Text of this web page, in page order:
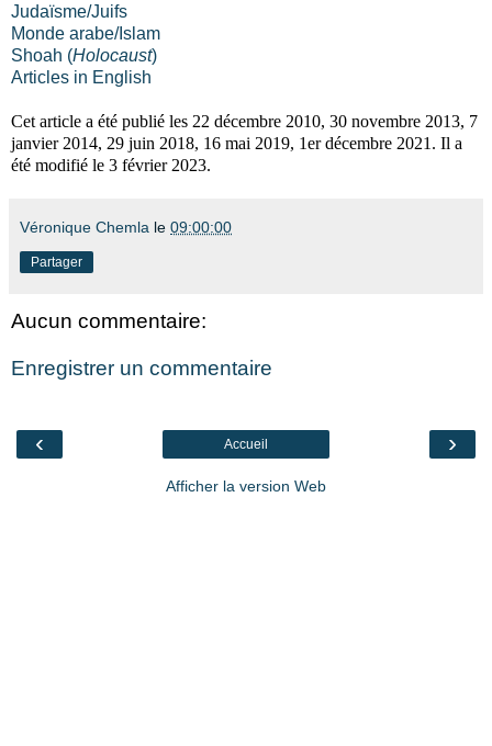
Judaïsme/Juifs
Monde arabe/Islam
Shoah (Holocaust)
Articles in English
Cet article a été publié les 22 décembre 2010, 30 novembre 2013, 7
janvier 2014, 29 juin 2018, 16 mai 2019, 1er décembre 2021. Il a
été modifié le 3 février 2023.
Véronique Chemla le 09:00:00
Partager
Aucun commentaire:
Enregistrer un commentaire
‹ ›
Accueil
Afficher la version Web